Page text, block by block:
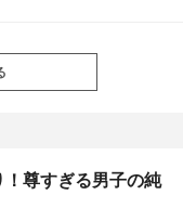
尊すぎる男子の純